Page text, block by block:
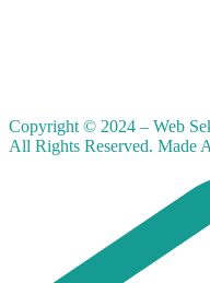
Copyright © 2024 – Web
All Rights Reserved. Made